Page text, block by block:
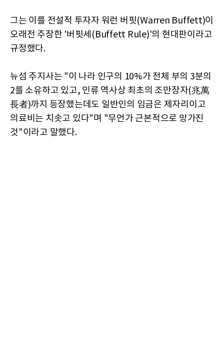
그는 이를 전설적 투자자 워런 버핏(Warren Buffett)이
오래전 주장한 '버핏세(Buffett Rule)'의 현대판이라고
규정했다.
뉴섬 주지사는 "이 나라 인구의 10%가 전체 부의 3분의
2를 소유하고 있고, 인류 역사상 최초의 조만장자(兆萬
長者)까지 등장했는데도 일반인의 임금은 제자리이고
의료비는 치솟고 있다"며 "무언가 근본적으로 망가진
것"이라고 말했다.